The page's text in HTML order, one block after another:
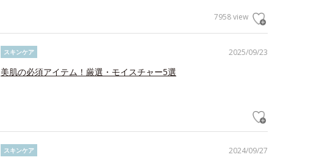
7958 view
2025/09/23
スキンケア
美肌の必須アイテム！厳選・モイスチャー5選
2024/09/27
スキンケア